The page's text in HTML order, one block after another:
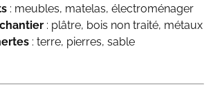
: meubles, matelas, électroménager
: plâtre, bois non traité, métaux
: terre, pierres, sable